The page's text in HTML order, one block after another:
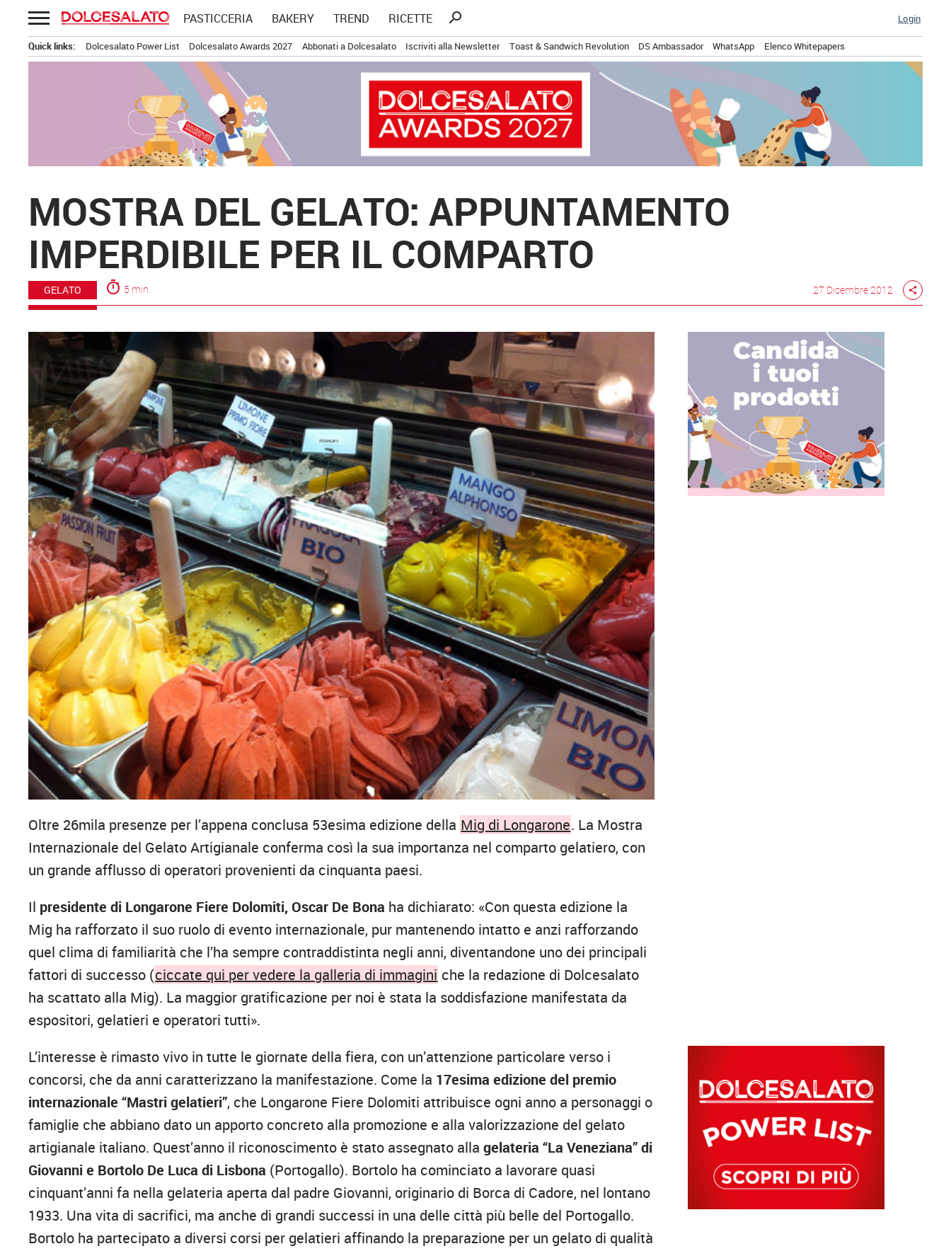
Passa
al
contenuto
PASTICCERIA BAKERY TREND RICETTE
Ricerca
search Login
Quick links: Dolcesalato Power List Dolcesalato Awards 2027 Abbonati a Dolcesalato Iscriviti alla Newsletter Toast & Sandwich Revolution DS Ambassador WhatsApp Elenco Whitepapers
MOSTRA DEL GELATO: APPUNTAMENTO
IMPERDIBILE PER IL COMPARTO
GELATO timer 5 min. 27 Dicembre 2012 share
Oltre 26mila presenze per l’appena conclusa 53esima edizione della Mig di Longarone. La Mostra
Internazionale del Gelato Artigianale conferma così la sua importanza nel comparto gelatiero, con
un grande afflusso di operatori provenienti da cinquanta paesi.
Il presidente di Longarone Fiere Dolomiti, Oscar De Bona ha dichiarato: «Con questa edizione la
Mig ha rafforzato il suo ruolo di evento internazionale, pur mantenendo intatto e anzi rafforzando
quel clima di familiarità che l’ha sempre contraddistinta negli anni, diventandone uno dei principali
fattori di successo (ciccate qui per vedere la galleria di immagini che la redazione di Dolcesalato
ha scattato alla Mig). La maggior gratificazione per noi è stata la soddisfazione manifestata da
espositori, gelatieri e operatori tutti».
L’interesse è rimasto vivo in tutte le giornate della fiera, con un’attenzione particolare verso i
concorsi, che da anni caratterizzano la manifestazione. Come la 17esima edizione del premio
internazionale “Mastri gelatieri”, che Longarone Fiere Dolomiti attribuisce ogni anno a personaggi o
famiglie che abbiano dato un apporto concreto alla promozione e alla valorizzazione del gelato
artigianale italiano. Quest’anno il riconoscimento è stato assegnato allagelateria “La Veneziana” di
Giovanni e Bortolo De Luca di Lisbona (Portogallo). Bortolo ha cominciato a lavorare quasi
cinquant’anni fa nella gelateria aperta dal padre Giovanni, originario di Borca di Cadore, nel lontano
1933. Una vita di sacrifici, ma anche di grandi successi in una delle città più belle del Portogallo.
Bortolo ha partecipato a diversi corsi per gelatieri affinando la preparazione per un gelato di qualità